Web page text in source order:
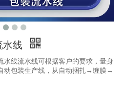
水线
水线流水线可根据客户的要求，量身
动包装生产线，从自动捆扎→缠膜→